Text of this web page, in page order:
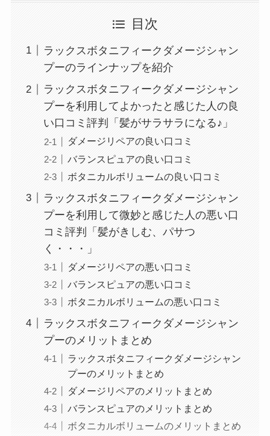
目次
ラックスボタニフィークダメージシャン
プーのラインナップを紹介
ラックスボタニフィークダメージシャン
プーを利用してよかったと感じた人の良
い口コミ評判「髪がサラサラになる♪」
ダメージリペアの良い口コミ
バランスピュアの良い口コミ
ボタニカルボリュームの良い口コミ
ラックスボタニフィークダメージシャン
プーを利用して微妙と感じた人の悪い口
コミ評判「髪がきしむ、パサつ
く・・・」
ダメージリペアの悪い口コミ
バランスピュアの悪い口コミ
ボタニカルボリュームの悪い口コミ
ラックスボタニフィークダメージシャン
プーのメリットまとめ
ラックスボタニフィークダメージシャン
プーのメリットまとめ
ダメージリペアのメリットまとめ
バランスピュアのメリットまとめ
ボタニカルボリュームのメリットまとめ